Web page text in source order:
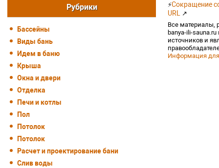
Рубрики
Бассейны
Виды бань
Идем в баню
Крыша
Окна и двери
Отделка
Печи и котлы
Пол
Потолок
Потолок
Расчет и проектирование бани
Слив воды
⚡Сокращение
URL ↗
Все материалы,
banya-ili-
источников и
Информация